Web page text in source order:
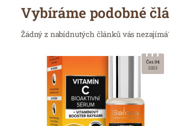
Vybíráme podobné
Žádný z nabídnutých článků vás
Čer. 04
2023